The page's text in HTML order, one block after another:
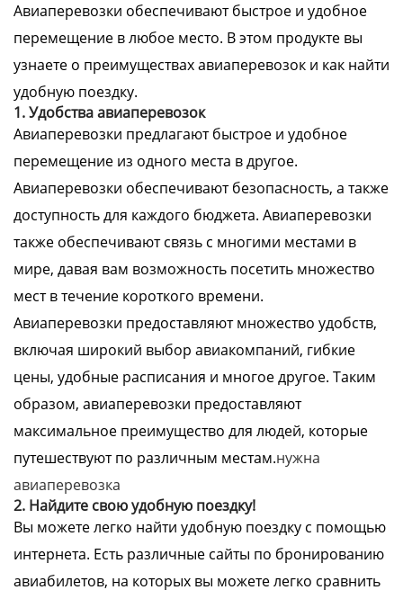
Авиаперевозки обеспечивают быстрое и удобное
перемещение в любое место. В этом продукте вы
узнаете о преимуществах авиаперевозок и как найти
удобную поездку.
1. Удобства авиаперевозок
Авиаперевозки предлагают быстрое и удобное
перемещение из одного места в другое.
Авиаперевозки обеспечивают безопасность, а также
доступность для каждого бюджета. Авиаперевозки
также обеспечивают связь с многими местами в
мире, давая вам возможность посетить множество
мест в течение короткого времени.
Авиаперевозки предоставляют множество удобств,
включая широкий выбор авиакомпаний, гибкие
цены, удобные расписания и многое другое. Таким
образом, авиаперевозки предоставляют
максимальное преимущество для людей, которые
путешествуют по различным местам.нужна
авиаперевозка
2. Найдите свою удобную поездку!
Вы можете легко найти удобную поездку с помощью
интернета. Есть различные сайты по бронированию
авиабилетов, на которых вы можете легко сравнить